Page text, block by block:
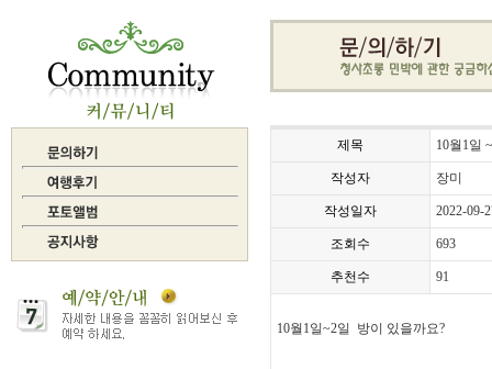
제목 10월1일
작성자 장미
작성일자 2022-09-
조회수 693
추천수 91
10월1일~2일 방이 있을까요?